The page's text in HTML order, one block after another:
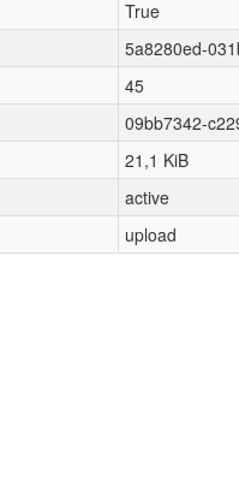
True
5a8280ed-
45
09bb7342-
21,1 KiB
active
upload